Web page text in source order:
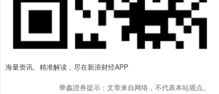
海量资讯、精准解读，尽在新浪财经APP
華鑫證券提示：文章来自网络，不代表本站观点。